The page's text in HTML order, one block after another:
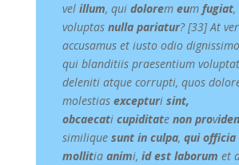
velillum, quidoloremeumfugiat,
voluptasnulla pariatur? [33] At
accusamus et iusto odio
qui blanditiis praesentium
deleniti atque corrupti, quos
molestiasexcepturisint,
obcaecaticupiditatenon prov
similiquesunt in culpa,qui officia
mollitiaanimi,id est laborum et